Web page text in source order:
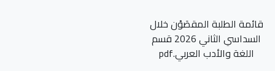
قائمة الطلبة المقصَوْن خلال
السداسي الثاني 2026 قسم
اللغة والأدب العربي.pdf